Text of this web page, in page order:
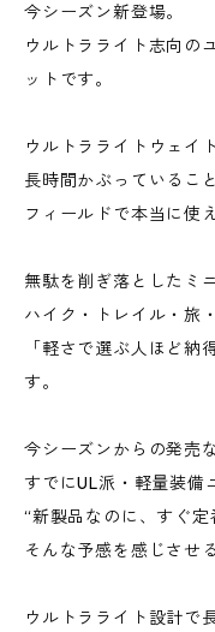
今シーズン新登場。
ウルトラライト志向の
ットです。
ウルトラライトウェイ
長時間かぶっているこ
フィールドで本当に使
無駄を削ぎ落としたミ
ハイク・トレイル・旅
「軽さで選ぶ人ほど納
す。
今シーズンからの発売
すでにUL派・軽量装備
“新製品なのに、すぐ定
そんな予感を感じさせ
ウルトラライト設計で